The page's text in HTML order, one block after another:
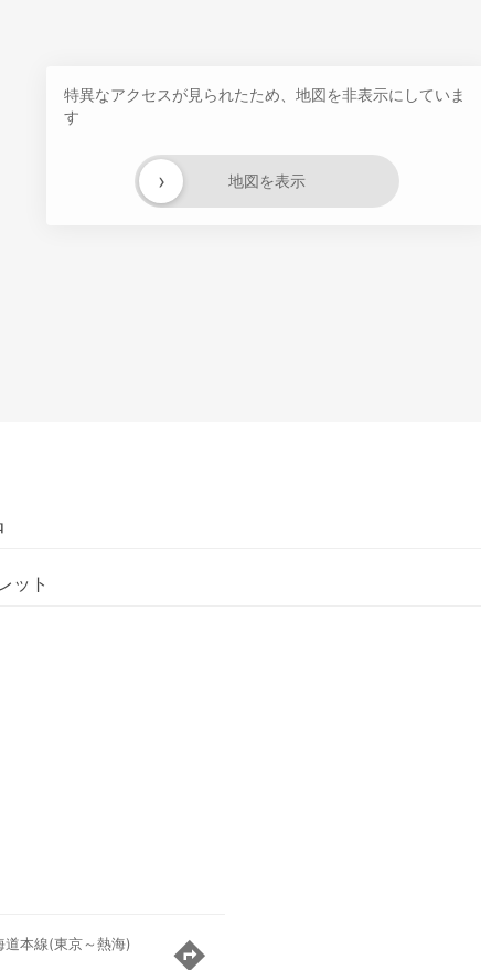
特異なアクセスが見られたため、地図を非表示にしていま
す
地図を表示
›
ット
道本線(東京～熱海)